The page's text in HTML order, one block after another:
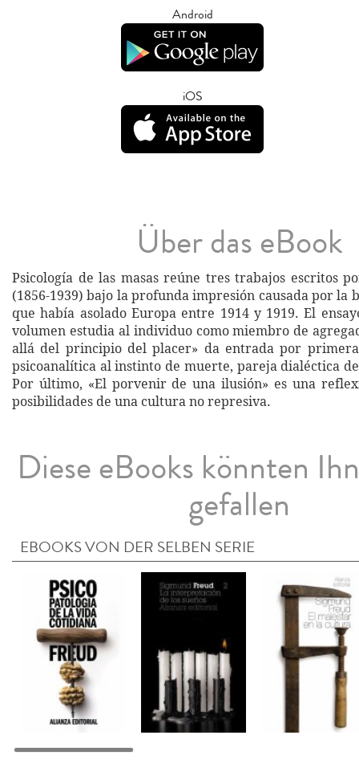
Android
iOS
Über das eBook
Psicología de las masas reúne tres trabajos escritos
(1856-1939) bajo la profunda impresión causada por la
que había asolado Europa entre 1914 y 1919. El
volumen estudia al individuo como miembro de
allá del principio del placer» da entrada por
psicoanalítica al instinto de muerte, pareja dialéctica
Por último, «El porvenir de una ilusión» es una
posibilidades de una cultura no represiva.
Diese eBooks könnten
gefallen
EBOOKS VON DER SELBEN SERIE